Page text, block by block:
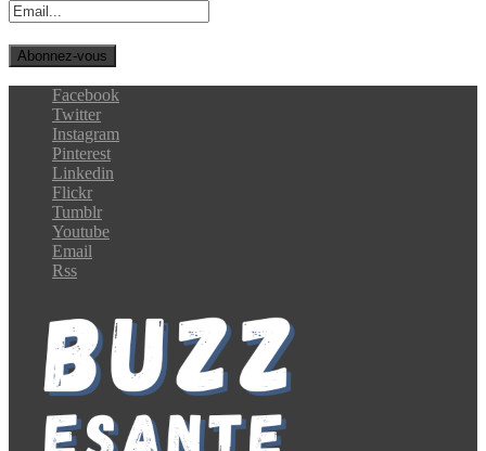
Facebook
Twitter
Instagram
Pinterest
Linkedin
Flickr
Tumblr
Youtube
Email
Rss